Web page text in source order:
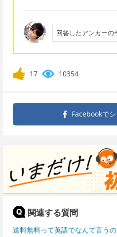
回答したアンカーの
17 10354
Facebookで
関連する質問
送料無料って英語でなんて言うの